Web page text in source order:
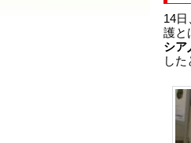
14日
護と
シア
した